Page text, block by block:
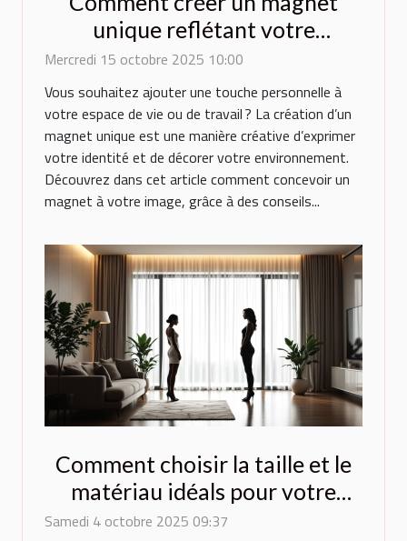
unique reflétant votre
personnalité?
Mercredi 15 octobre 2025 10:00
Vous souhaitez ajouter une touche personnelle à
votre espace de vie ou de travail ? La création d’un
magnet unique est une manière créative d’exprimer
votre identité et de décorer votre environnement.
Découvrez dans cet article comment concevoir un
magnet à votre image, grâce à des conseils...
Comment choisir la taille et le
matériau idéals pour votre
poupée ?
Samedi 4 octobre 2025 09:37